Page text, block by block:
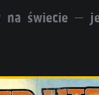
na świecie –